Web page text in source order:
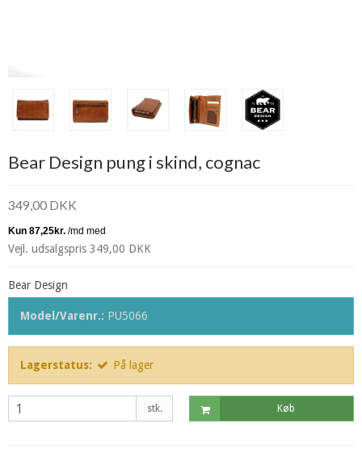
Bear Design pung i skind, cognac
349,00 DKK
Vejl. udsalgspris 349,00 DKK
Bear Design
Model/Varenr.: PU5066
Lagerstatus: På lager
stk. Køb